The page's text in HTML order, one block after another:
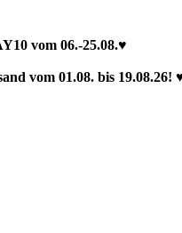
vom 06.-25.08.♥
vom 01.08. bis 19.08.26!